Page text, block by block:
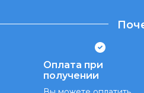
Оплата при
получении